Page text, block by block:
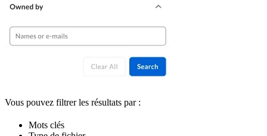
Vous pouvez filtrer les résultats par :
Mots clés